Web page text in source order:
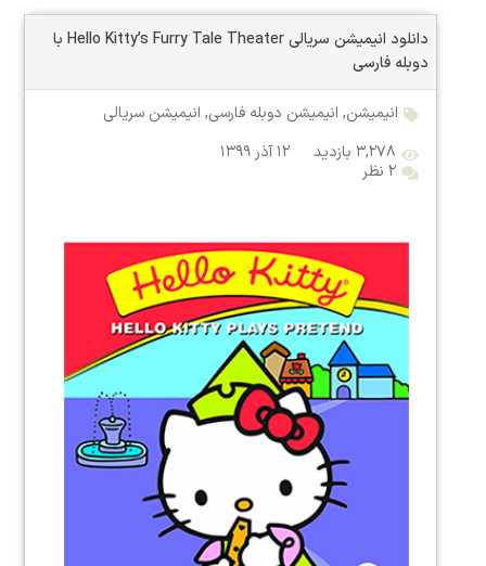
دانلود انیمیشن سریالی Hello Kitty’s Furry Tale Theater با
دوبله فارسی
انیمیشن, انیمیشن دوبله فارسی, انیمیشن سریالی
۳,۲۷۸ بازدید
۱۲ آذر ۱۳۹۹
۲ نظر